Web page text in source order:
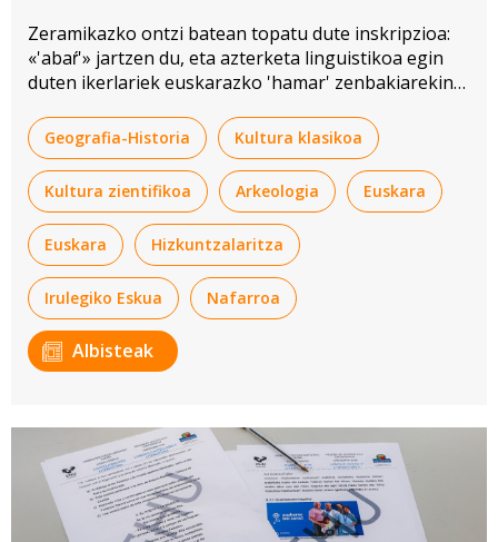
Zeramikazko ontzi batean topatu dute inskripzioa:
«'abaŕ'» jartzen du, eta azterketa linguistikoa egin
duten ikerlariek euskarazko 'hamar' zenbakiarekin
Geografia-Historia Kultura klasikoa
Kultura zientifikoa Arkeologia Euskara
Euskara Hizkuntzalaritza
Irulegiko Eskua Nafarroa
Albisteak